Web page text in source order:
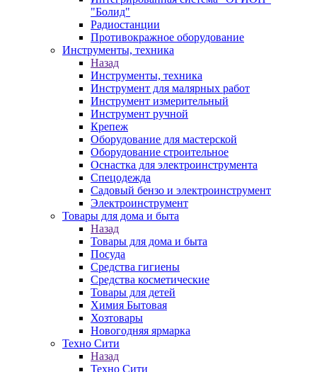
"Болид"
Радиостанции
Противокражное оборудование
Инструменты, техника
Назад
Инструменты, техника
Инструмент для малярных работ
Инструмент измерительный
Инструмент ручной
Крепеж
Оборудование для мастерской
Оборудование строительное
Оснастка для электроинструмента
Спецодежда
Садовый бензо и электроинструмент
Электроинструмент
Товары для дома и быта
Назад
Товары для дома и быта
Посуда
Средства гигиены
Средства косметические
Товары для детей
Химия Бытовая
Хозтовары
Новогодняя ярмарка
Техно Сити
Назад
Техно Сити